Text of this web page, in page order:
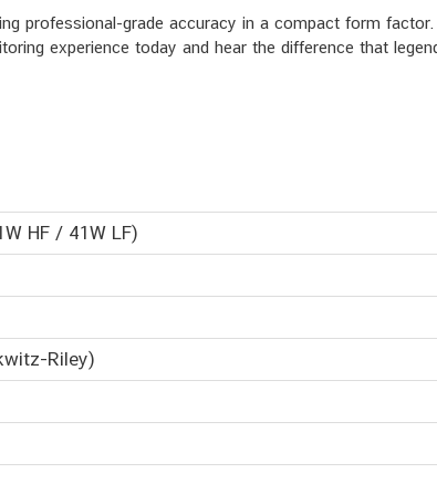
professional-grade accuracy in a compact form
experience today and hear the difference that
HF / 41W LF)
Riley)